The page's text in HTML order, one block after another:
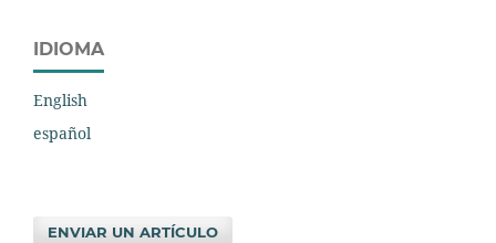
IDIOMA
English
español
ENVIAR UN ARTÍCULO